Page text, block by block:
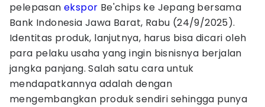
pelepasanekspor Be'chips ke Jepang bersama
Bank Indonesia Jawa Barat, Rabu (24/9/2025).
Identitas produk, lanjutnya, harus bisa dicari oleh
para pelaku usaha yang ingin bisnisnya berjalan
jangka panjang. Salah satu cara untuk
mendapatkannya adalah dengan
mengembangkan produk sendiri sehingga punya